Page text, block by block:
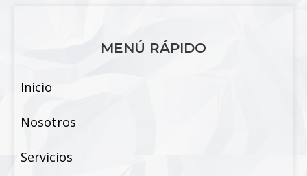
MENÚ RÁPIDO
Inicio
Nosotros
Servicios